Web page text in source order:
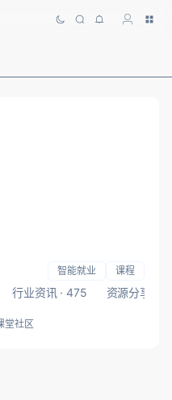
行业资讯 · 475 资源分享 ·
智能就业 课程
堂社区